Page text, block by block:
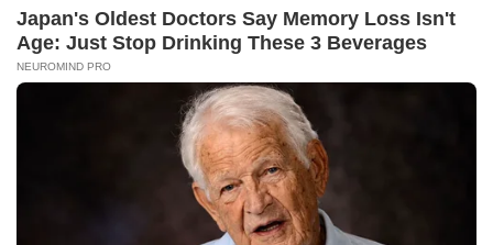
— Ничего не случилось, — равнодушно
ответила она, глядя ему в глаза. — Просто я
тебя разлюбила и не хочу никакой свадьбы.
Владимир отказывался верить в это.
— Как ты можешь так со мной поступить? Я